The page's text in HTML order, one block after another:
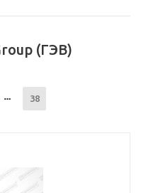
(ГЭВ)
38